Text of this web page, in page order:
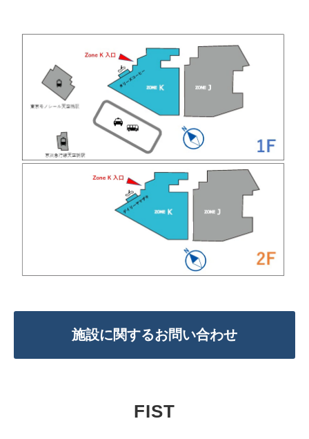
施設に関するお問い合わせ
FIST